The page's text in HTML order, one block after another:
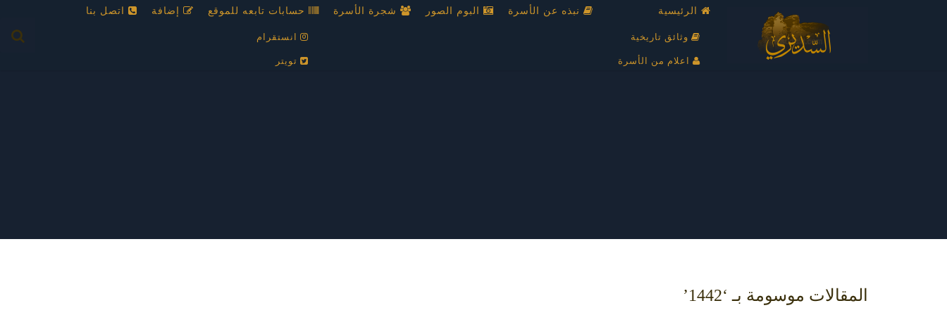
الرئيسية
وثائق تاريخية
اعلام من الأسرة
نبذه عن الأسرة البوم الصور شجرة الأسرة حسابات تابعه للموقع
انستقرام
تويتر
إضافة اتصل بنا
المقالات موسومة بـ ‘1442’